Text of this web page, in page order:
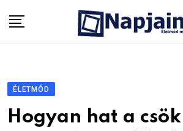
ÉLETMÓD
Hogyan hat a